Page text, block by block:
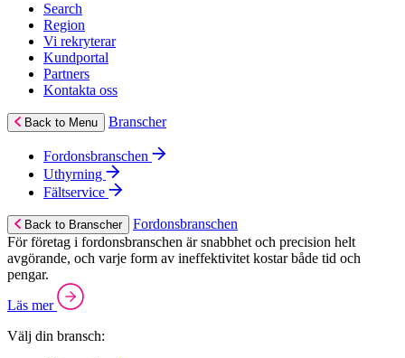
Search
Region
Vi rekryterar
Kundportal
Partners
Kontakta oss
Back to Menu Branscher
Fordonsbranschen
Uthyrning
Fältservice
Back to Branscher
Fordonsbranschen
För företag i fordonsbranschen är snabbhet och precision helt
avgörande, och varje form av ineffektivitet kostar både tid och
pengar.
Läs mer
Välj din bransch: